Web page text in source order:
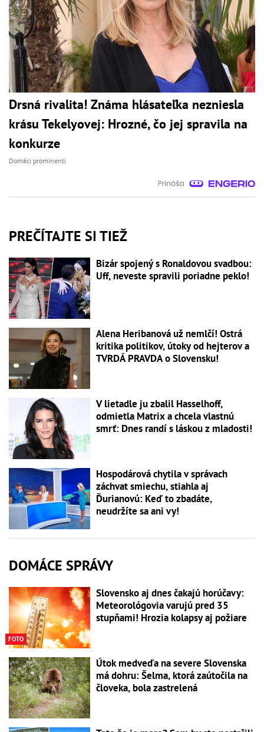
Drsná rivalita! Známa hlásateľka nezniesla
krásu Tekelyovej: Hrozné, čo jej spravila na
konkurze
Domáci prominenti
PREČÍTAJTE SI TIEŽ
Bizár spojený s Ronaldovou svadbou:
Uff, neveste spravili poriadne peklo!
Alena Heribanová už nemlčí! Ostrá
kritika politikov, útoky od hejterov a
TVRDÁ PRAVDA o Slovensku!
V lietadle ju zbalil Hasselhoff,
odmietla Matrix a chcela vlastnú
smrť: Dnes randí s láskou z mladosti!
Hospodárová chytila v správach
záchvat smiechu, stiahla aj
Ďurianovú: Keď to zbadáte,
neudržíte sa ani vy!
DOMÁCE SPRÁVY
FOTO
Slovensko aj dnes čakajú horúčavy:
Meteorológovia varujú pred 35
stupňami! Hrozia kolapsy aj požiare
Útok medveďa na severe Slovenska
má dohru: Šelma, ktorá zaútočila na
človeka, bola zastrelená